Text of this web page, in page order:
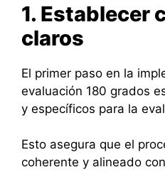
1. Establecer
claros
El primer paso en la
evaluación 180 grados
y específicos para la
Esto asegura que el
coherente y alineado